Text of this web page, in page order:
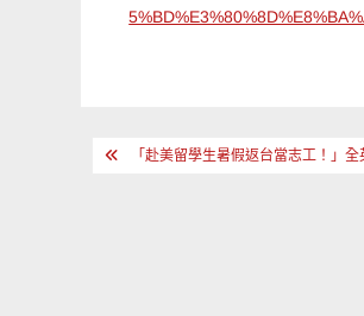
文 「赴美留學生暑假返台當志工！」